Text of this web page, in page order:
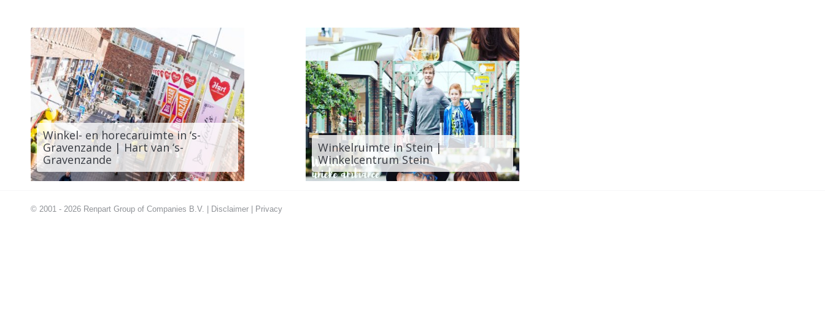
Winkel- en horecaruimte in ‘s-
Gravenzande | Hart van ‘s-
Gravenzande
Winkelruimte in Stein |
Winkelcentrum Stein
© 2001 - 2026 Renpart Group of Companies B.V. | Disclaimer Privacy